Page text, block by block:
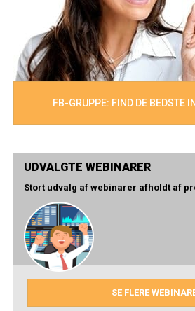
FB-GRUPPE: FIND DE BEDSTE
UDVALGTE WEBINARER
Stort udvalg af webinarer afholdt af
SE FLERE